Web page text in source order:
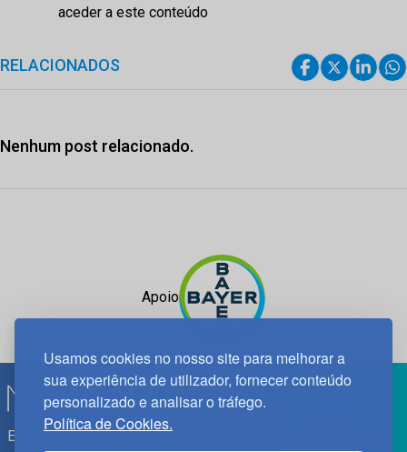
Usamos cookies no nosso site para melhorar a
sua experiência de utilizador, fornecer conteúdo
personalizado e analisar o tráfego.
Política de Cookies.
aceder a este conteúdo
RELACIONADOS
Nenhum post relacionado.
Apoio
Edif. Lisboa Oriente | Av. Infante D. Henrique, n.º 333H, esc.